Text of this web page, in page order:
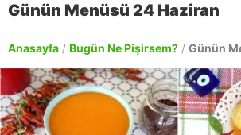
Günün Menüsü 24 Haziran
Anasayfa / Bugün Ne Pişirsem? / Günün